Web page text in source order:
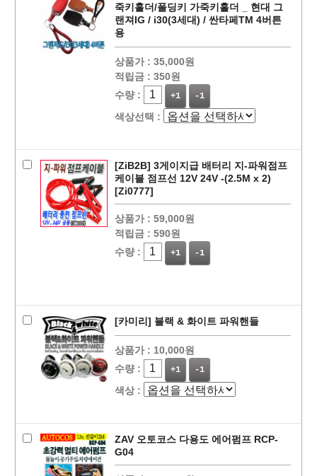
죽키홀더/폴딩키 가죽키홀더 _ 현대 그
랜져IG / i30(3세대) / 싼타페TM 4버튼
용
상품가 : 35,000원
적립금 : 350원
수량 :
+1 -1
색상선택 :
[ZiB2B] 3게이지급 배터리 지-파워점프
케이블 점프선 12V 24V -(2.5M x 2)
[Zi0777]
상품가 : 59,000원
적립금 : 590원
수량 :
+1 -1
[카미리] 블랙 & 화이트 파워핸들
상품가 : 10,000원
수량 :
+1 -1
색상 :
ZAV 오토코스 다용도 에어펌프 RCP-
G04